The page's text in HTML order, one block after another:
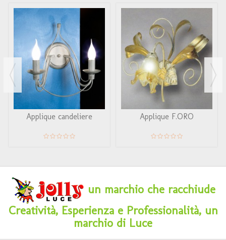
Applique candeliere Applique F.ORO
un marchio che racchiude
Creatività, Esperienza e Professionalità, un
marchio di Luce